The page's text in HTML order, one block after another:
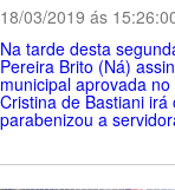
18/03/2019 ás
Na tarde desta
Pereira Brito (Ná)
municipal aprovada
Cristina de Bastiani
parabenizou a